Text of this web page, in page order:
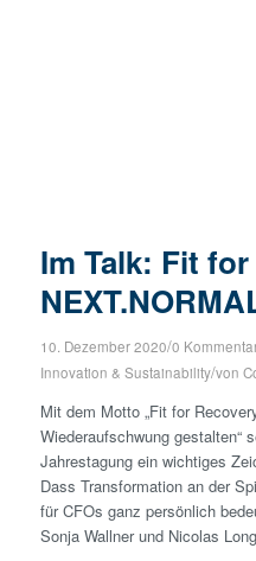
Im Talk: Fit
10. Dezember 2020/0
Innovation & Sustainability/von
Mit dem Motto „Fit for
Wiederaufschwung gestalten“
Jahrestagung ein wichtiges
Dass Transformation an der
für CFOs ganz persönlich
Sonja Wallner und Nicolas